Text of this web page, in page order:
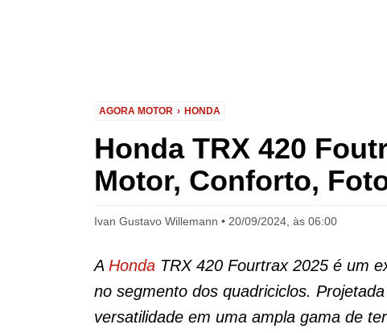
AGORA MOTOR HONDA
Honda TRX 420
Motor, Conforto,
Ivan Gustavo Willemann 20/09/2024, às 06:00
A Honda TRX 420 Fourtrax 2025 é um
no segmento dos quadriciclos.
versatilidade em uma ampla gama de